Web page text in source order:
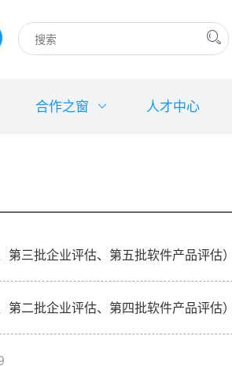
合作之窗 人才中心
第三批企业评估、第五批软件产品评估
二批企业评估、第四批软件产品评估